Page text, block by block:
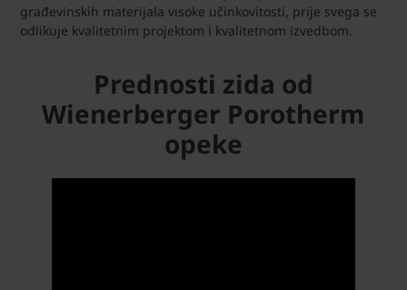
građevinskih materijala visoke učinkovitosti, prije svega se
odlikuje kvalitetnim projektom i kvalitetnom izvedbom.
Prednosti zida od
Wienerberger Porotherm
opeke